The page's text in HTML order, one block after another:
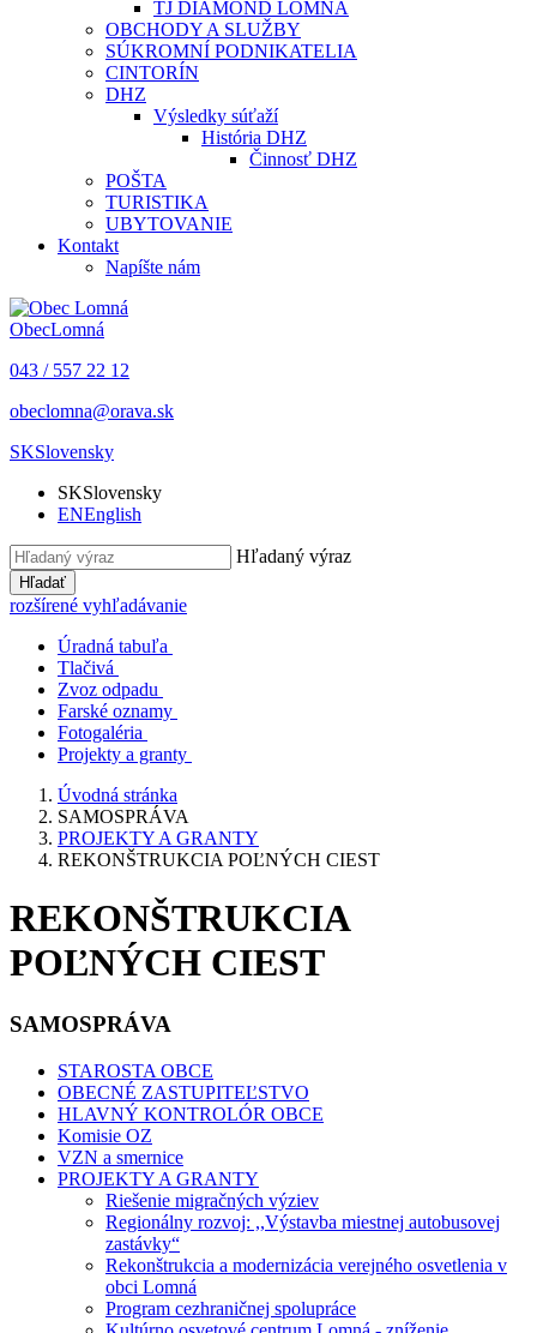
TJ DIAMOND LOMNÁ
OBCHODY A SLUŽBY
SÚKROMNÍ PODNIKATELIA
CINTORÍN
DHZ
Výsledky súťaží
História DHZ
Činnosť DHZ
POŠTA
TURISTIKA
UBYTOVANIE
Kontakt
Napíšte nám
ObecLomná
043 / 557 22 12
obeclomna@orava.sk
SKSlovensky
SKSlovensky
ENEnglish
Hľadaný výraz
Hľadať
rozšírené vyhľadávanie
Úradná tabuľa
Tlačivá
Zvoz odpadu
Farské oznamy
Fotogaléria
Projekty a granty
Úvodná stránka
SAMOSPRÁVA
PROJEKTY A GRANTY
REKONŠTRUKCIA POĽNÝCH CIEST
REKONŠTRUKCIA
POĽNÝCH CIEST
SAMOSPRÁVA
STAROSTA OBCE
OBECNÉ ZASTUPITEĽSTVO
HLAVNÝ KONTROLÓR OBCE
Komisie OZ
VZN a smernice
PROJEKTY A GRANTY
Riešenie migračných výziev
Regionálny rozvoj: ,,Výstavba miestnej autobusovej
zastávky“
Rekonštrukcia a modernizácia verejného osvetlenia v
obci Lomná
Program cezhraničnej spolupráce